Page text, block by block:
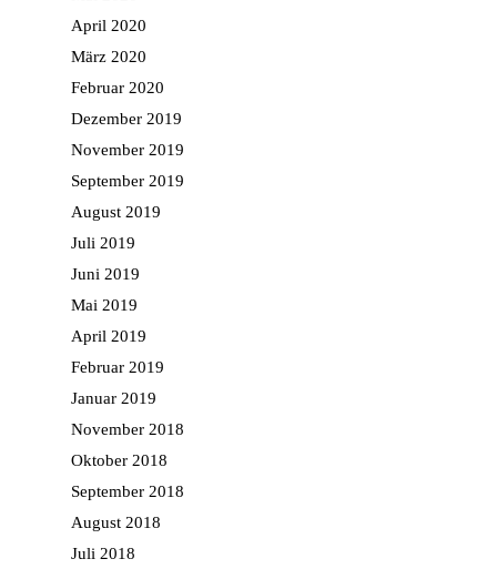
April 2020
März 2020
Februar 2020
Dezember 2019
November 2019
September 2019
August 2019
Juli 2019
Juni 2019
Mai 2019
April 2019
Februar 2019
Januar 2019
November 2018
Oktober 2018
September 2018
August 2018
Juli 2018